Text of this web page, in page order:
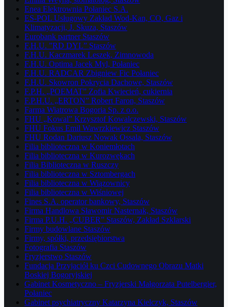
Enea Elektrownia Połaniec S.A.
ES-POL Usługowy Zakład Wod-Kan, CO, Gaz i
Klimatyzacji, J. Skuza, Staszów
Eurobank partner Staszów
F.H.U. ”RD DYL” Staszów
F.H.U. Kaczmarek Leszek, Zimnowoda
F.H.U. Optima Jacek Myl, Połaniec
F.H.U. RADCAR Zbigniew Fic Połaniec
F.H.U. Skowron Pokrycia Dachowe, Staszów
F.P.H. „POEMAT” Zofia Kwiecień, cukiernia
F.P.H.U. „ERTON” Robert Faron, Staszów
Farma Wiatrowa Bogoria Sp. z o.o.
FHU „Kowal” Krzysztof Kowalczewski, Staszów
FHU Fokus Emil Wawrzkiewicz Staszów
FHU Rodan Dariusz Nowak Ossala, Staszów
Filia biblioteczna w Koniemłotach
Filia biblioteczna w Kurozwękach
Filia Biblioteczna w Ruszczy
Filia biblioteczna w Sztombergach
Filia biblioteczna w Wiązownicy
Filia biblioteczna w Wiśniowej
Fines S.A. operator bankowy, Staszów
Firma Handlowa Sławomir Nasternak, Staszów
Firma P.U.H. „CUBER” Staszów, Zakład Szklarski
Firmy budowlane Staszów
Firmy, spółki, przedsiębiorstwa
Fotografia Staszów
Fryzjerstwo Staszów
Fundacja Przyjaciół ku Czci Cudownego Obrazu Matki
Boskiej Bogoryjskiej
Gabinet Kosmetyczno – Fryzjerski Małgorzata Putelbergier,
Połaniec
Gabinet psychiatryczny Katarzyna Kielczyk, Staszów